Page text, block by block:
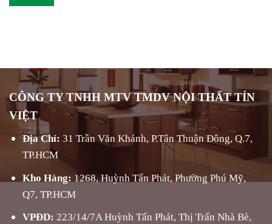
CÔNG TY TNHH MTV TMDV NỘI THẤT TÍN
VIỆT
Địa Chỉ: 31 Trần Văn Khánh, P.Tân Thuận Đông, Q.7,
TP.HCM
Kho Hàng: 1268, Huỳnh Tấn Phát, Phường Phú Mỹ,
Q7, TP.HCM
VPĐD: 223/14/7A Huỳnh Tấn Phát, Thị Trấn Nhà Bè,